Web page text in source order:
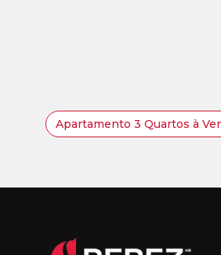
Apartamento 3 Quartos à